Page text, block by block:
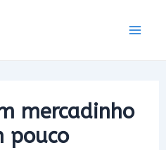
mercadinho
pouco